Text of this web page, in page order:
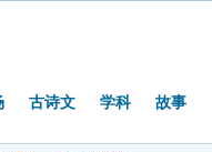
古诗文 学科
故事